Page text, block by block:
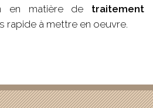
en matière de traitement
rapide à mettre en oeuvre.